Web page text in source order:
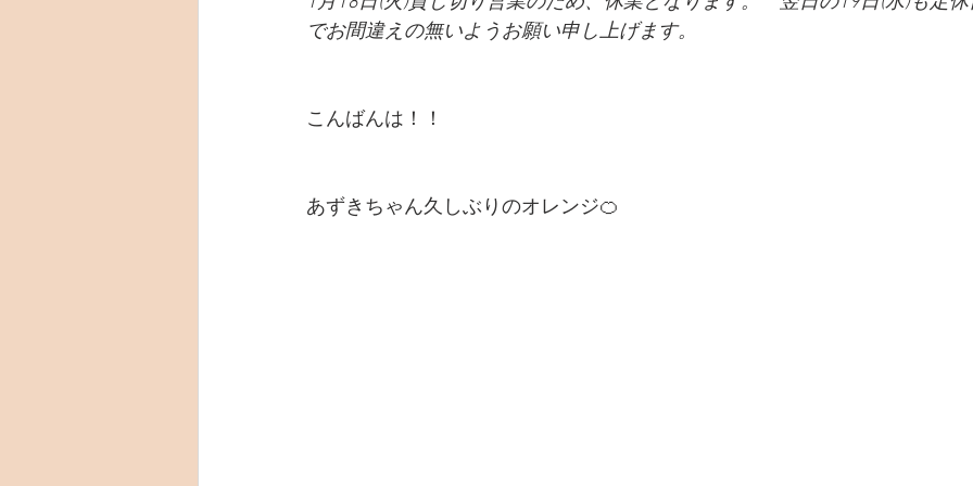
でお間違えの無いようお願い申し上げます。
こんばんは！！
あずきちゃん久しぶりのオレンジ🍊